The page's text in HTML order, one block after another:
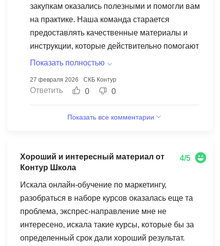
закупкам оказались полезными и помогли вам
на практике. Наша команда старается
предоставлять качественные материалы и
инструкции, которые действительно помогают
в работе. Мы ценим ваше желание вникнуть в
Показать полностью
27 февраля 2026 СКБ Контур
Ответить 0 0
Показать все комментарии
Хороший и интересный материал от
Контур Школа
4/5
Искала онлайн-обучение по маркетингу,
разобраться в наборе курсов оказалась еще та
проблема, экспрес-направление мне не
интересено, искала такие курсы, которые бы за
определенный срок дали хороший результат.